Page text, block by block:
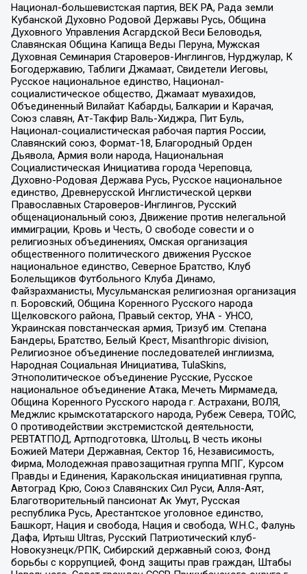
Национал-большевистская партия, ВЕК РА, Рада земли
Кубанской Духовно Родовой Державы Русь, Община
Духовного Управления Асгардской Веси Беловодья,
Славянская Община Капища Веды Перуна, Мужская
Духовная Семинария Староверов-Инглингов, Нурджулар, К
Богодержавию, Таблиги Джамаат, Свидетели Иеговы,
Русское национальное единство, Национал-
социалистическое общество, Джамаат мувахидов,
Объединенный Вилайат Кабарды, Балкарии и Карачая,
Союз славян, Ат-Такфир Валь-Хиджра, Пит Буль,
Национал-социалистическая рабочая партия России,
Славянский союз, Формат-18, Благородный Орден
Дьявола, Армия воли народа, Национальная
Социалистическая Инициатива города Череповца,
Духовно-Родовая Держава Русь, Русское национальное
единство, Древнерусской Инглистической церкви
Православных Староверов-Инглингов, Русский
общенациональный союз, Движение против нелегальной
иммиграции, Кровь и Честь, О свободе совести и о
религиозных объединениях, Омская организация
общественного политического движения Русское
национальное единство, Северное Братство, Клуб
Болельщиков Футбольного Клуба Динамо,
Файзрахманисты, Мусульманская религиозная организация
п. Боровский, Община Коренного Русского народа
Щелковского района, Правый сектор, УНА - УНСО,
Украинская повстанческая армия, Тризуб им. Степана
Бандеры, Братство, Белый Крест, Misanthropic division,
Религиозное объединение последователей инглиизма,
Народная Социальная Инициатива, TulaSkins,
Этнополитическое объединение Русские, Русское
национальное объединение Атака, Мечеть Мирмамеда,
Община Коренного Русского народа г. Астрахани, ВОЛЯ,
Меджлис крымскотатарского народа, Рубеж Севера, ТОЙС,
О противодействии экстремистской деятельности,
РЕВТАТПОД, Артподготовка, Штольц, В честь иконы
Божией Матери Державная, Сектор 16, Независимость,
Фирма, Молодежная правозащитная группа МПГ, Курсом
Правды и Единения, Каракольская инициативная группа,
Автоград Крю, Союз Славянских Сил Руси, Алля-Аят,
Благотворительный пансионат Ак Умут, Русская
республика Русь, Арестантское уголовное единство,
Башкорт, Нация и свобода, Нация и свобода, W.H.С., Фалунь
Дафа, Иртыш Ultras, Русский Патриотический клуб-
Новокузнецк/РПК, Сибирский державный союз, Фонд
борьбы с коррупцией, Фонд защиты прав граждан, Штабы